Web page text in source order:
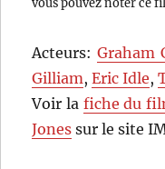
Acteurs:Graham
Gilliam,Eric Idle,
Voir la fiche du
Jones sur le site